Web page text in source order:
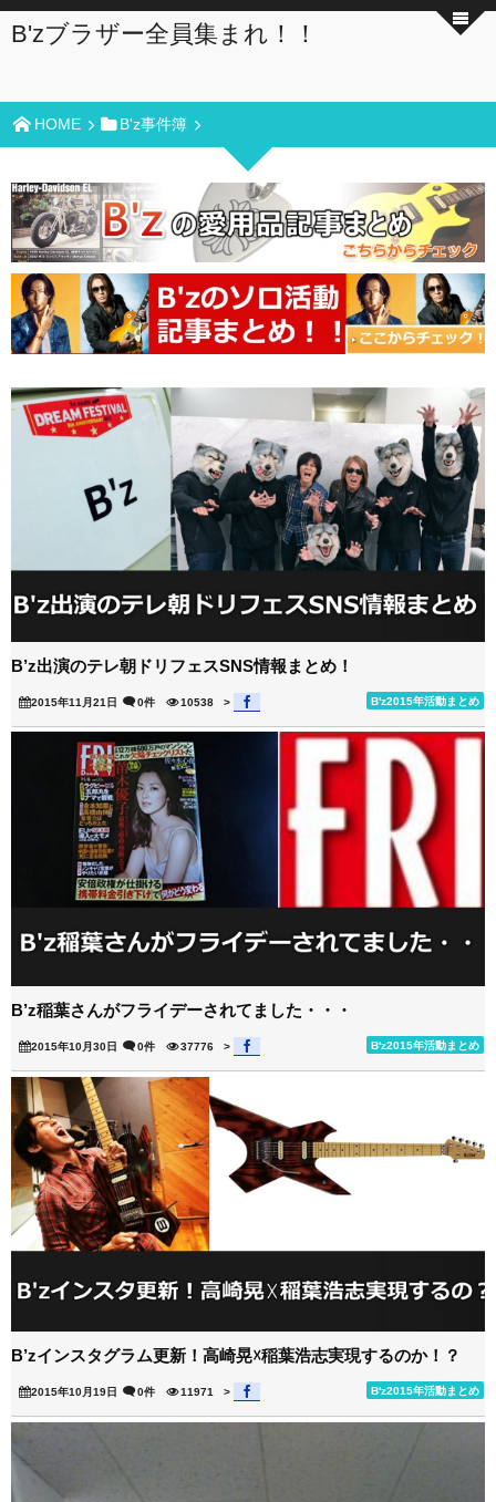
B'zブラザー全員集まれ！！
HOME B'z事件簿
B’z出演のテレ朝ドリフェスSNS情報まとめ！
2015年11月21日 B'z2015年活動まとめ
0件 10538 >
B’z稲葉さんがフライデーされてました・・・
2015年10月30日 B'z2015年活動まとめ
0件 37776 >
B’zインスタグラム更新！高崎晃☓稲葉浩志実現するのか！？
2015年10月19日 B'z2015年活動まとめ
0件 11971 >